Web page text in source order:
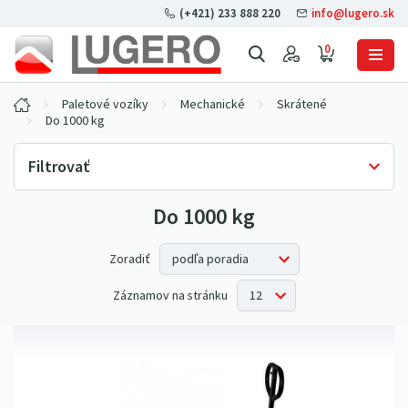
0
(+421) 233 888 220 info@lugero.sk
Paletové vozíky Mechanické
Skrátené
Do 1000 kg
Filtrovať
Skladová dostupnosťDo 1000 kg
Zoradiť
Záznamov na stránku